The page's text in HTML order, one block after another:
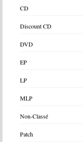
CD
Discount CD
DVD
EP
LP
MLP
Non-Classé
Patch